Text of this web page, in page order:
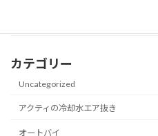
カテゴリー
Uncategorized
アクティの冷却水エア抜き
オートバイ